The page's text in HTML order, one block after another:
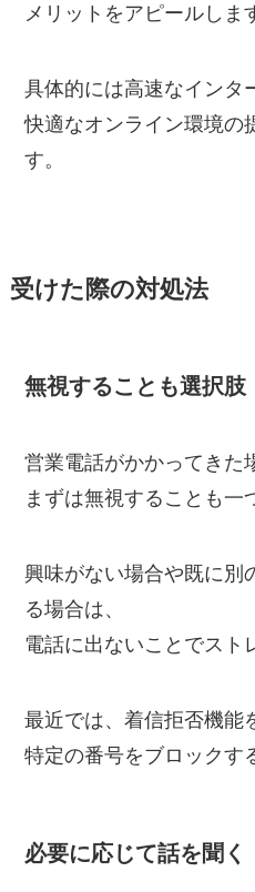
メリットをアピールしま
具体的には高速なインタ
快適なオンライン環境の
す。
受けた際の対処法
無視することも選択肢
営業電話がかかってきた
まずは無視することも一
興味がない場合や既に別
る場合は、
電話に出ないことでスト
最近では、着信拒否機能
特定の番号をブロックす
必要に応じて話を聞く